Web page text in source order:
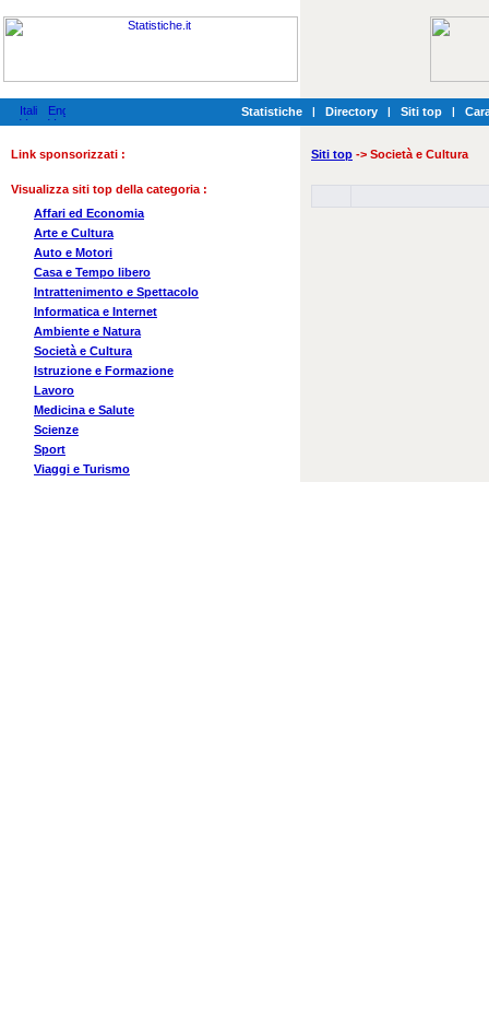
Statistiche | Directory | Siti top |
Link sponsorizzati :
Visualizza siti top della categoria :
Affari ed Economia
Arte e Cultura
Auto e Motori
Casa e Tempo libero
Intrattenimento e Spettacolo
Informatica e Internet
Ambiente e Natura
Società e Cultura
Istruzione e Formazione
Lavoro
Medicina e Salute
Scienze
Sport
Viaggi e Turismo
Siti top -> Società e Cultura